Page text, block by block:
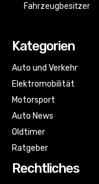
Fahrzeugbesitzer
Kategorien
Auto und Verkehr
Elektromobilität
Motorsport
Auto News
Oldtimer
Ratgeber
Rechtliches